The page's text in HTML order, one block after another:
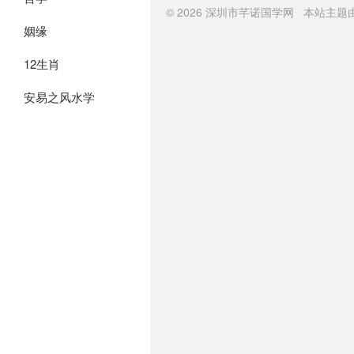
姻缘
12生肖
安易之风水学
© 2026 深圳市芊诺国学网 本站主题